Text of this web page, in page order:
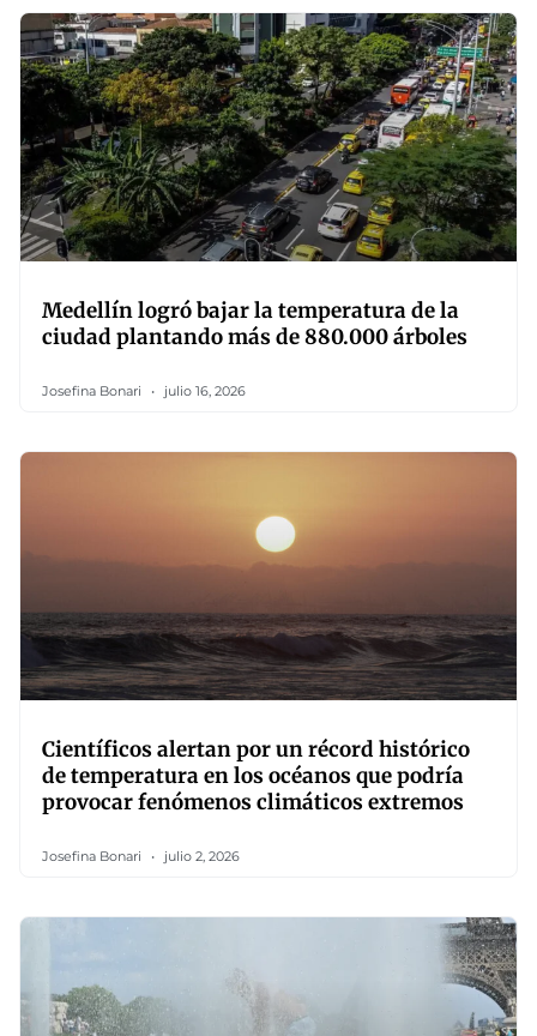
Medellín logró bajar la temperatura de la
ciudad plantando más de 880.000 árboles
Josefina Bonari julio 16, 2026
Científicos alertan por un récord histórico
de temperatura en los océanos que podría
provocar fenómenos climáticos extremos
Josefina Bonari julio 2, 2026